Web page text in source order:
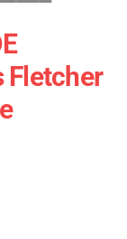
Fletcher